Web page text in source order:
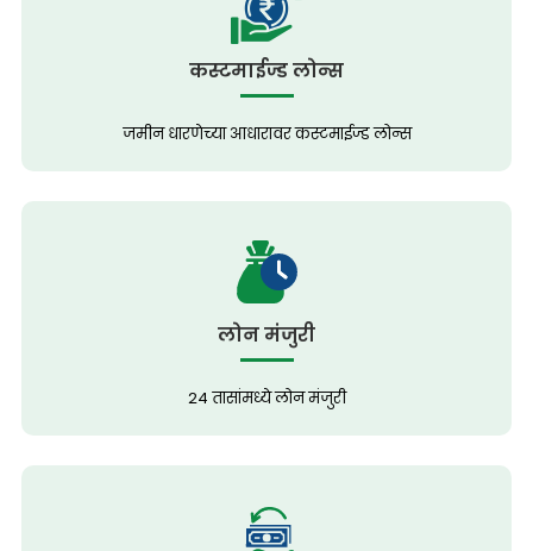
कस्टमाईज्ड लोन्स
जमीन धारणेच्या आधारावर कस्टमाईज्ड लोन्स
लोन मंजुरी
24 तासांमध्ये लोन मंजुरी